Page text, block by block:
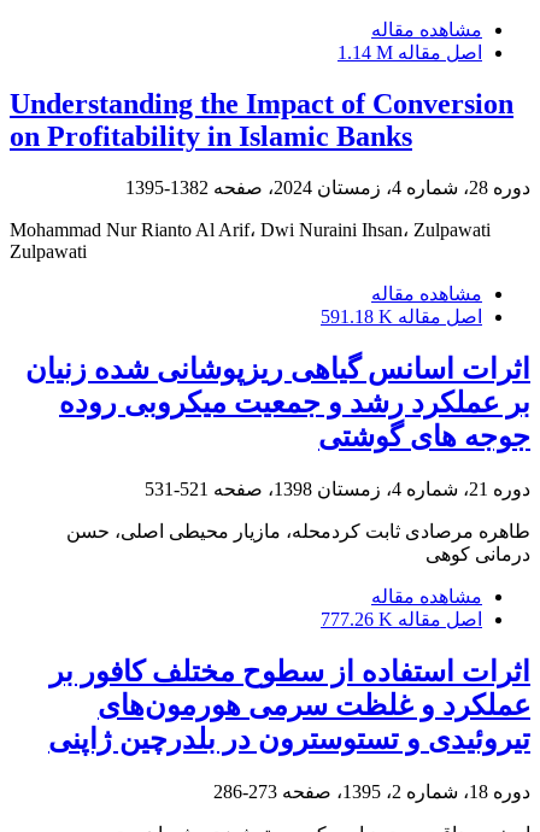
مشاهده مقاله
اصل مقاله 1.14 M
Understanding the Impact of Conversion
on Profitability in Islamic Banks
دوره 28، شماره 4، زمستان 2024، صفحه 1382-1395
Mohammad Nur Rianto Al Arif، Dwi Nuraini Ihsan، Zulpawati
Zulpawati
مشاهده مقاله
اصل مقاله 591.18 K
اثرات اسانس گیاهی ریزپوشانی شده‌ زنیان
بر عملکرد رشد و جمعیت میکروبی روده
جوجه های گوشتی
دوره 21، شماره 4، زمستان 1398، صفحه 521-531
طاهره مرصادی ثابت کردمحله، مازیار محیطی اصلی، حسن
درمانی کوهی
مشاهده مقاله
اصل مقاله 777.26 K
اثرات استفاده از سطوح مختلف کافور بر
عملکرد و غلظت سرمی هورمون‌های
تیروئیدی و تستوسترون در بلدرچین ژاپنی
دوره 18، شماره 2، 1395، صفحه 273-286